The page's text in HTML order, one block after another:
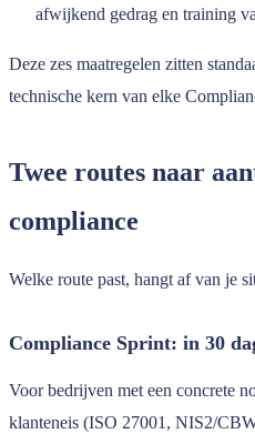
afwijkend gedrag en training
Deze zes maatregelen zitten
technische kern van elke
Twee routes naar
compliance
Welke route past, hangt af van je
Compliance Sprint: in 30
Voor bedrijven met een concrete
klanteneis (ISO 27001, NIS2/